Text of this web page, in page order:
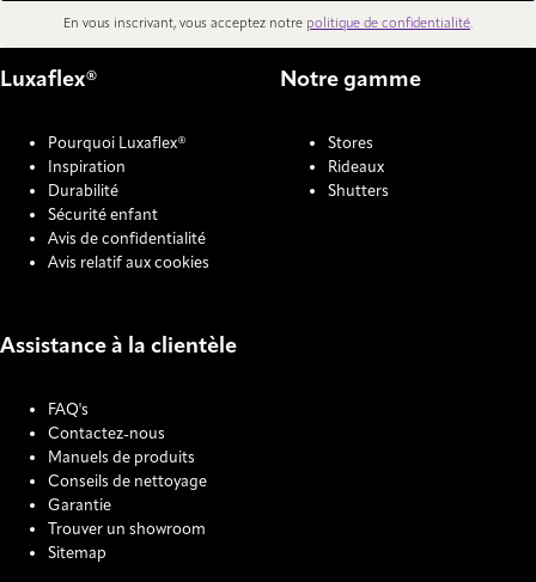
En vous inscrivant, vous acceptez notre politique de confidentialité.
Luxaflex®
Pourquoi Luxaflex®
Inspiration
Durabilité
Sécurité enfant
Avis de confidentialité
Avis relatif aux cookies
Notre gamme
Stores
Rideaux
Shutters
Assistance à la clientèle
FAQ's
Contactez-nous
Manuels de produits
Conseils de nettoyage
Garantie
Trouver un showroom
Sitemap